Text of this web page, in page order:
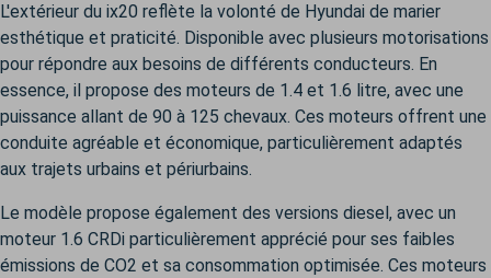
L'extérieur du ix20 reflète la volonté de Hyundai de marier
esthétique et praticité. Disponible avec plusieurs motorisations
pour répondre aux besoins de différents conducteurs. En
essence, il propose des moteurs de 1.4 et 1.6 litre, avec une
puissance allant de 90 à 125 chevaux. Ces moteurs offrent une
conduite agréable et économique, particulièrement adaptés
aux trajets urbains et périurbains.
Le modèle propose également des versions diesel, avec un
moteur 1.6 CRDi particulièrement apprécié pour ses faibles
émissions de CO2 et sa consommation optimisée. Ces moteurs